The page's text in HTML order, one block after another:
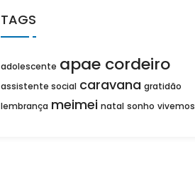
TAGS
adolescente apae cordeiro
assistente social caravana gratidão
lembrança meimei natal sonho vivemos